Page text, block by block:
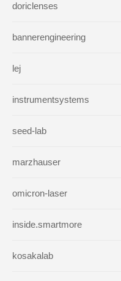
doriclenses
bannerengineering
lej
instrumentsystems
seed-lab
marzhauser
omicron-laser
inside.smartmore
kosakalab